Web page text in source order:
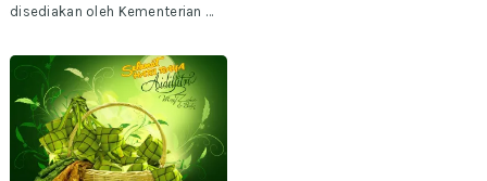
disediakan oleh Kementerian …